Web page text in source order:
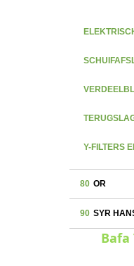
Y-FILTERS
80 OR
90 SYR